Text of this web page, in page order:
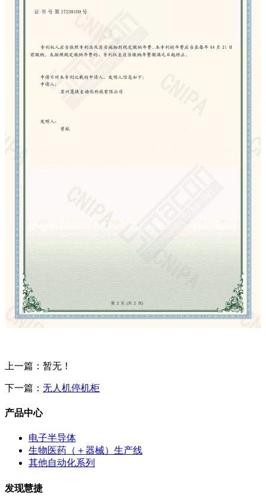
上一篇：暂无！
下一篇： 无人机停机柜
产品中心
电子半导体
生物医药（＋器械）生产线
其他自动化系列
发现慧捷